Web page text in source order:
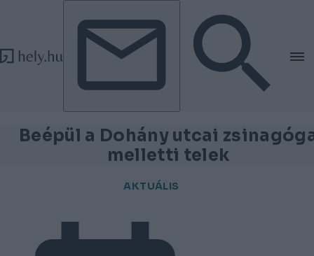
Tovább a tartalomhoz
Tovább a lábléchez
Beépül a Dohány utcai
melletti telek
AKTUÁLIS